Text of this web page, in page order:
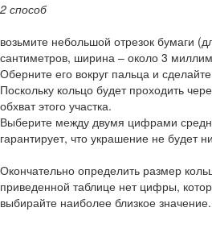
2 способ
возьмите небольшой отрезок бумаги
сантиметров, ширина – около 3
Оберните его вокруг пальца и
Поскольку кольцо будет проходить
обхват этого участка.
Выберите между двумя цифрами
гарантирует, что украшение не будет
Окончательно определить размер
приведенной таблице нет цифры,
выбирайте наиболее близкое значение.